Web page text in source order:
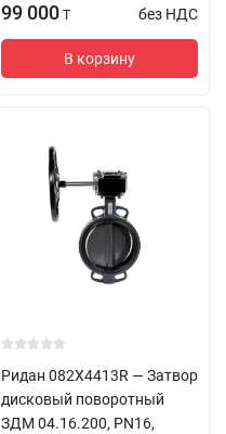
99 000 T без НДС
В корзину
Ридан 082X4413R — Затвор
дисковый поворотный
ЗДМ 04.16.200, PN16,